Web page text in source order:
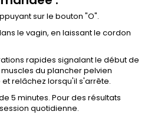
sur le bouton "O".
le vagin, en laissant le cordon
rapides signalant le début de
du plancher pelvien
relâchez lorsqu'il s'arrête.
5 minutes. Pour des résultats
quotidienne.